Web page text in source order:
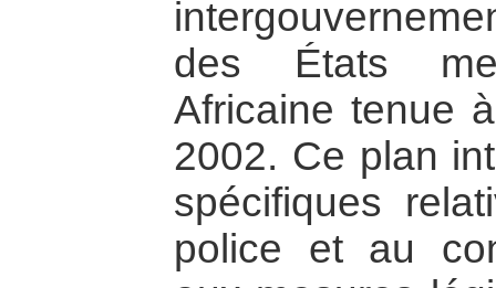
des États
Africaine tenue
2002. Ce plan
spécifiques
police et au